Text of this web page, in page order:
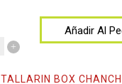
Añadir Al
TALLARIN BOX